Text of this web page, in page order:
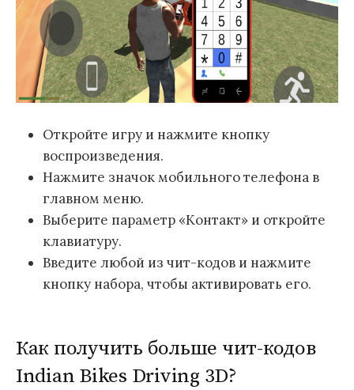
Откройте игру и нажмите кнопку
воспроизведения.
Нажмите значок мобильного телефона в
главном меню.
Выберите параметр «Контакт» и откройте
клавиатуру.
Введите любой из чит-кодов и нажмите
кнопку набора, чтобы активировать его.
Как получить больше чит-кодов
Indian Bikes Driving 3D?